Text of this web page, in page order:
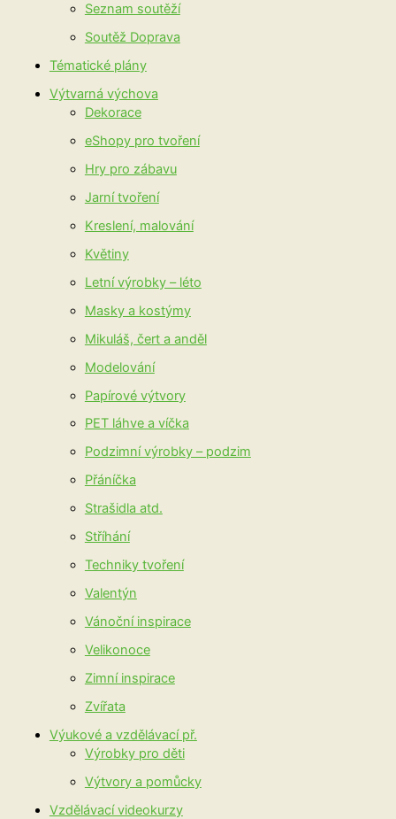
Seznam soutěží
Soutěž Doprava
Tématické plány
Výtvarná výchova
Dekorace
eShopy pro tvoření
Hry pro zábavu
Jarní tvoření
Kreslení, malování
Květiny
Letní výrobky – léto
Masky a kostýmy
Mikuláš, čert a anděl
Modelování
Papírové výtvory
PET láhve a víčka
Podzimní výrobky – podzim
Přáníčka
Strašidla atd.
Stříhání
Techniky tvoření
Valentýn
Vánoční inspirace
Velikonoce
Zimní inspirace
Zvířata
Výukové a vzdělávací př.
Výrobky pro děti
Výtvory a pomůcky
Vzdělávací videokurzy